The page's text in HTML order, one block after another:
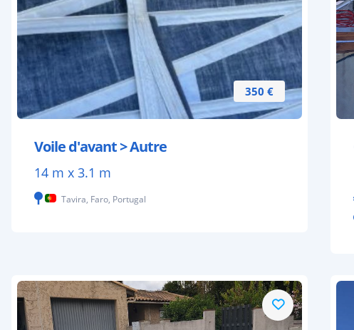
350 €
Voile d'avant > Autre
14 m x 3.1 m
Tavira, Faro, Portugal